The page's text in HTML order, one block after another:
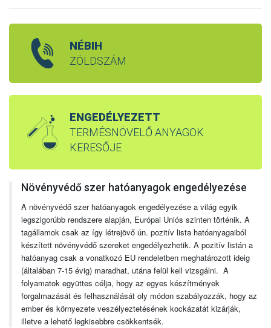
NÉBIH
ZÖLDSZÁM
ENGEDÉLYEZETT
TERMÉSNÖVELŐ ANYAGOK
KERESŐJE
Növényvédő szer hatóanyagok engedélyezése
A növényvédő szer hatóanyagok engedélyezése a világ egyik
legszigorúbb rendszere alapján, Európai Uniós szinten történik. A
tagállamok csak az így létrejövő ún. pozitív lista hatóanyagaiból
készített növényvédő szereket engedélyezhetik. A pozitív listán a
hatóanyag csak a vonatkozó EU rendeletben meghatározott ideig
(általában 7-15 évig) maradhat, utána felül kell vizsgálni. A
folyamatok együttes célja, hogy az egyes készítmények
forgalmazását és felhasználását oly módon szabályozzák, hogy az
ember és környezete veszélyeztetésének kockázatát kizárják,
illetve a lehető legkisebbre csökkentsék.